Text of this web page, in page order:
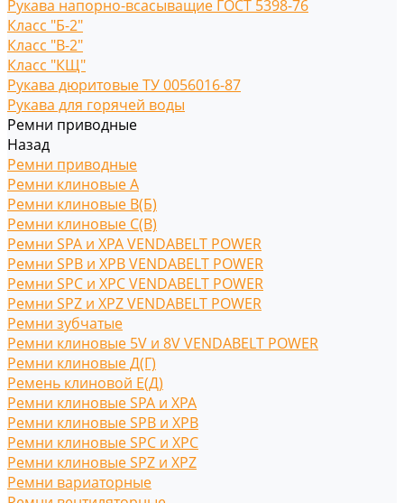
Рукава напорно-всасыващие ГОСТ 5398-76
Класс "Б-2"
Класс "В-2"
Класс "КЩ"
Рукава дюритовые ТУ 0056016-87
Рукава для горячей воды
Ремни приводные
Назад
Ремни приводные
Ремни клиновые A
Ремни клиновые В(Б)
Ремни клиновые С(B)
Ремни SPA и XPA VENDABELT POWER
Ремни SPB и XPB VENDABELT POWER
Ремни SPC и XPC VENDABELT POWER
Ремни SPZ и XPZ VENDABELT POWER
Ремни зубчатые
Ремни клиновые 5V и 8V VENDABELT POWER
Ремни клиновые Д(Г)
Ремень клиновой Е(Д)
Ремни клиновые SPA и XPA
Ремни клиновые SPB и XPB
Ремни клиновые SPC и XPC
Ремни клиновые SPZ и XPZ
Ремни вариаторные